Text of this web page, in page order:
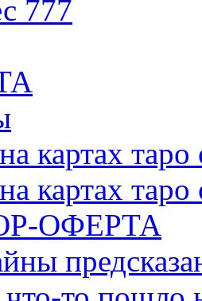
777
картах
картах
ОФЕРТА